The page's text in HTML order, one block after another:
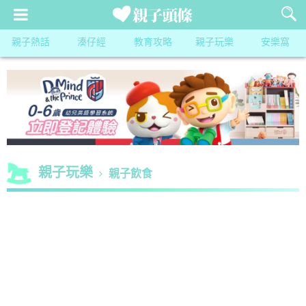
親子熱話 湊仔經 教育攻略 親子玩樂 安樂窩
親子玩樂 親子飲食